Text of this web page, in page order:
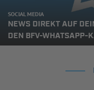
SOCIAL MEDIA
NEWS DIREKT AUF
DEN BFV-WHATSAPP-